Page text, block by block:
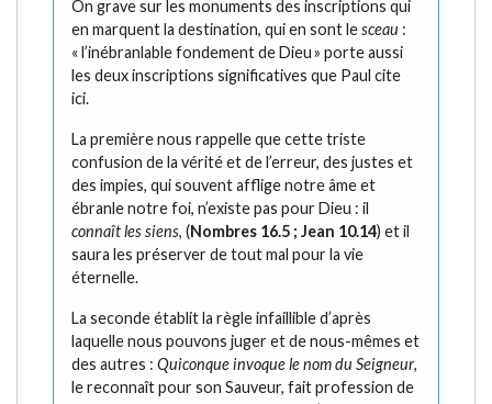
On grave sur les monuments des inscriptions qui
en marquent la destination, qui en sont lesceau :
« l’inébranlable fondement de Dieu » porte aussi
les deux inscriptions significatives que Paul cite
ici.
La première nous rappelle que cette triste
confusion de la vérité et de l’erreur, des justes et
des impies, qui souvent afflige notre âme et
ébranle notre foi, n’existe pas pour Dieu : il
connaît les siens, (Nombres 16.5 ; Jean 10.14) et il
saura les préserver de tout mal pour la vie
éternelle.
La seconde établit la règle infaillible d’après
laquelle nous pouvons juger et de nous-mêmes et
des autres : Quiconque invoque le nom du Seigneur,
le reconnaît pour son Sauveur, fait profession de